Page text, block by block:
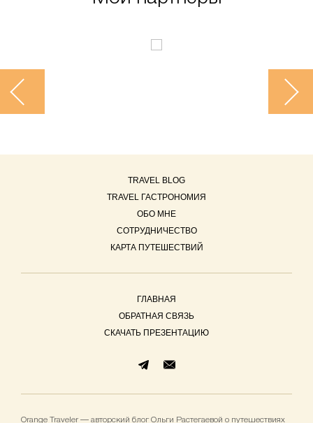
TRAVEL BLOG
TRAVEL ГАСТРОНОМИЯ
ОБО МНЕ
СОТРУДНИЧЕСТВО
КАРТА ПУТЕШЕСТВИЙ
ГЛАВНАЯ
ОБРАТНАЯ СВЯЗЬ
СКАЧАТЬ ПРЕЗЕНТАЦИЮ
Orange Traveler — авторский блог Ольги Растегаевой о путешествиях